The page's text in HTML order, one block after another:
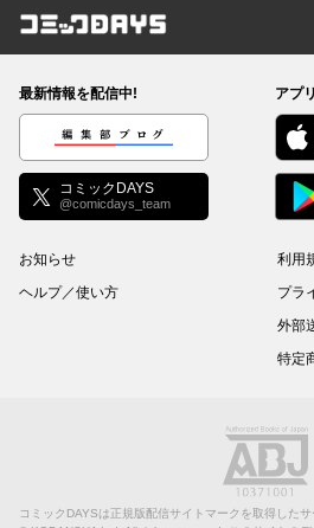
コミックDAYS
最新情報を配信中!
編集部ブログ
コミックDAYS
@comicdays_team
アプ
お知らせ
ヘルプ／使い方
利用
プラ
外部
特定
コミックDAYSは正規版配信サイトマークを取得したサ